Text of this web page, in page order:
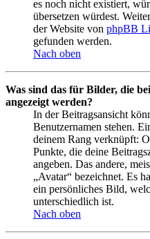
es noch nicht existiert,
übersetzen würdest.
der Website von phpBB
gefunden werden.
Nach oben
Was sind das für Bilder, die
angezeigt werden?
In der Beitragsansicht
Benutzernamen stehen.
deinem Rang verknüpft:
Punkte, die deine
angeben. Das andere,
„Avatar“ bezeichnet. Es
ein persönliches Bild,
unterschiedlich ist.
Nach oben